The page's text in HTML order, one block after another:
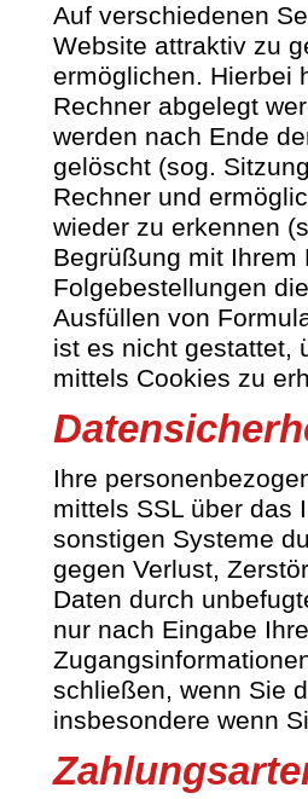
Auf verschiedenen
Website attraktiv zu
ermöglichen. Hierbei
Rechner abgelegt
werden nach Ende
gelöscht (sog.
Rechner und
wieder zu erkennen
Begrüßung mit
Folgebestellungen
Ausfüllen von
ist es nicht gestattet,
mittels Cookies zu
Ihre
mittels SSL über das
sonstigen Systeme
gegen Verlust,
Daten durch
nur nach Eingabe
schließen, wenn Sie
insbesondere wenn